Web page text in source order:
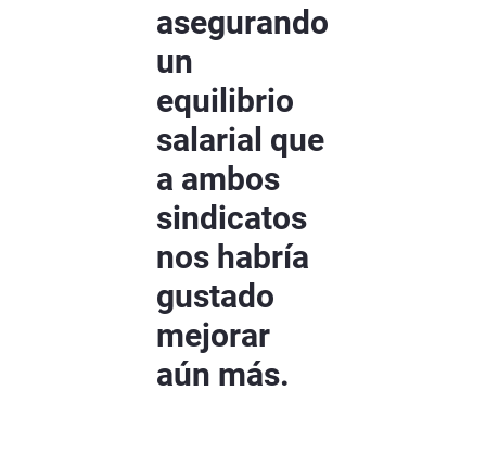
asegurando
un
equilibrio
salarial que
a ambos
sindicatos
nos habría
gustado
mejorar
aún más.